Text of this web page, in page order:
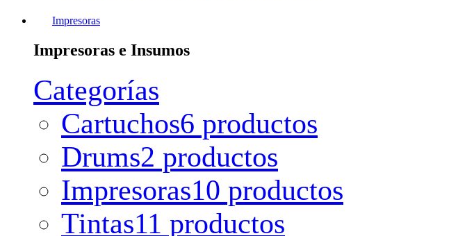
Impresoras
Impresoras e Insumos
Categorías
Cartuchos6 productos
Drums2 productos
Impresoras10 productos
Tintas11 productos